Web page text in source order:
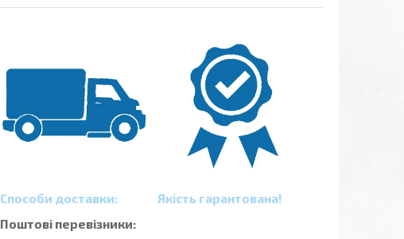
Способи доставки:
Поштові перевізники:
Якість гарантована!